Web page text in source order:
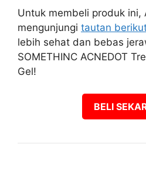
Untuk membeli produk ini,
mengunjungi tautan
lebih sehat dan bebas
SOMETHINC ACNEDOT
Gel!
BELI